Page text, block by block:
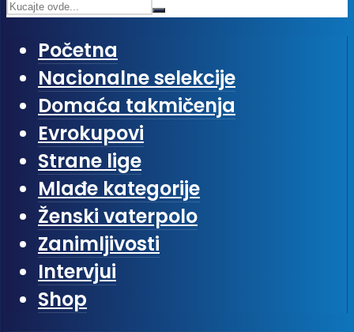
Početna
Nacionalne selekcije
Domaća takmičenja
Evrokupovi
Strane lige
Mlađe kategorije
Ženski vaterpolo
Zanimljivosti
Intervjui
Shop